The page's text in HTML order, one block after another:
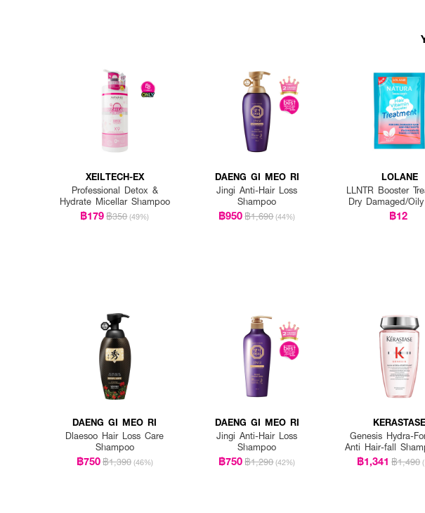
XEILTECH-EX
Professional Detox &
Hydrate Micellar Shampoo
฿179฿350 (49%)
DAENG GI MEO RI
Jingi Anti-Hair Loss
Shampoo
฿950฿1,690 (44%)
LOLANE
LLNTR Booster
Dry Damaged/
25g P12
฿12
DAENG GI MEO RI
Dlaesoo Hair Loss Care
Shampoo
฿750฿1,390 (46%)
DAENG GI MEO RI
Jingi Anti-Hair Loss
Shampoo
฿750฿1,290 (42%)
KERASTASE
Genesis Hydra-
Anti Hair-fall
Fine Hair
฿1,341 ฿1,490